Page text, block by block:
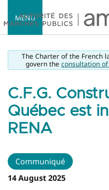
Accueil
MENU
The Charter of the French
govern the consultation
C.F.G.
Québec est
RENA
Communiqué
14 August 2025